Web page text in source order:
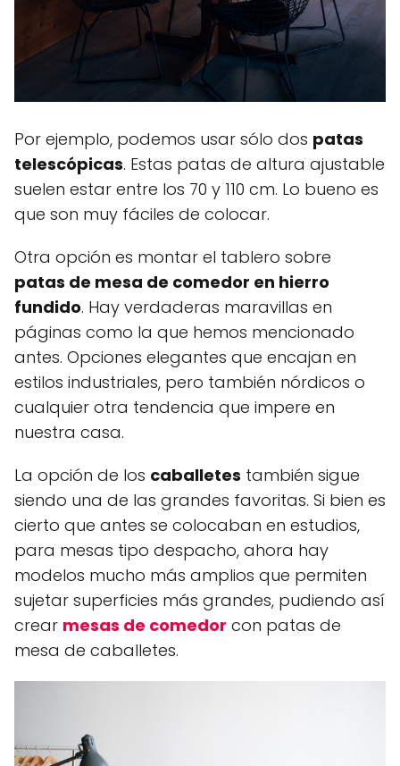
Por ejemplo, podemos usar sólo dos patas
telescópicas. Estas patas de altura ajustable
suelen estar entre los 70 y 110 cm. Lo bueno es
que son muy fáciles de colocar.
Otra opción es montar el tablero sobre
patas de mesa de comedor en hierro
fundido. Hay verdaderas maravillas en
páginas como la que hemos mencionado
antes. Opciones elegantes que encajan en
estilos industriales, pero también nórdicos o
cualquier otra tendencia que impere en
nuestra casa.
La opción de los caballetes también sigue
siendo una de las grandes favoritas. Si bien es
cierto que antes se colocaban en estudios,
para mesas tipo despacho, ahora hay
modelos mucho más amplios que permiten
sujetar superficies más grandes, pudiendo así
crear mesas de comedor con patas de
mesa de caballetes.